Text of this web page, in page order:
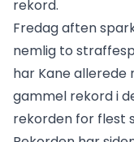
rekord.
Fredag aften
nemlig to
har Kane
gammel rekord i
rekorden for flest